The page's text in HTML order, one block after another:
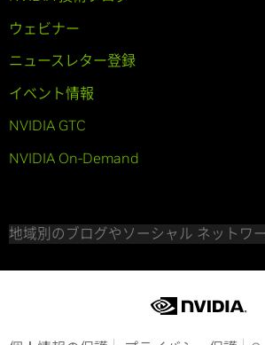
ウェビナー
ニュースレター登録
イベント情報
NVIDIA GTC
NVIDIA On-Demand
地域別のブログやソーシャル ネットワ